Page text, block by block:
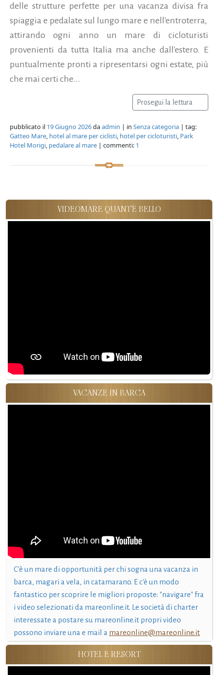
delle strutture perfette per una vacanza divisa fra
spiaggia e pedalate sul lungo mare e nell'entroterra,
attirando ogni anno un mare di cicloturisti
provenienti da tutta Italia ma anche dall'estero. E
puntualmente pronti a ripresentarsi ogni estate, più
che mai certi che...
Prosegui la lettura
pubblicato il 19 Giugno 2026daadmin | in Senza categoria | tag:
Gatteo Mare, hotel al mare per ciclisti, hotel per cicloturisti, Park
Hotel Morigi, pedalare al mare | commenti: 1
VIDEOMARE QUANT'È BELLO
VACANZE IN BARCA
C'è un mare di opportunità per chi sogna una vacanza in
barca, magari a vela, in catamarano. E c'è un modo
fantastico per scoprire le migliori proposte: "navigare" fra
i video selezionati da mareonline.it. Le società di charter
interessate a postare su mareonline.it propri video
possono inviare una e mail a mareonline@mareonline.it
HOTEL E RESORT